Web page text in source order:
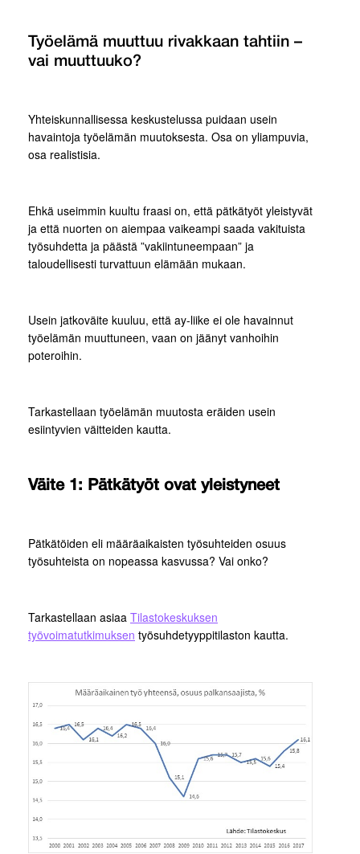
Työelämä muuttuu rivakkaan tahtiin –
vai muuttuuko?
Yhteiskunnallisessa keskustelussa puidaan usein
havaintoja työelämän muutoksesta. Osa on yliampuvia,
osa realistisia.
Ehkä useimmin kuultu fraasi on, että pätkätyöt yleistyvät
ja että nuorten on aiempaa vaikeampi saada vakituista
työsuhdetta ja päästä ”vakiintuneempaan” ja
taloudellisesti turvattuun elämään mukaan.
Usein jatkoväite kuuluu, että ay-liike ei ole havainnut
työelämän muuttuneen, vaan on jäänyt vanhoihin
poteroihin.
Tarkastellaan työelämän muutosta eräiden usein
esiintyvien väitteiden kautta.
Väite 1: Pätkätyöt ovat yleistyneet
Pätkätöiden eli määräaikaisten työsuhteiden osuus
työsuhteista on nopeassa kasvussa? Vai onko?
Tarkastellaan asiaa Tilastokeskuksen
työvoimatutkimuksen työsuhdetyyppitilaston kautta.